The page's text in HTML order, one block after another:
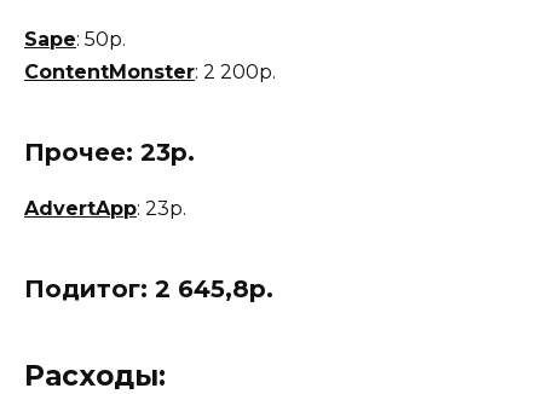
Sape: 50р.
ContentMonster: 2 200р.
Прочее: 23р.
AdvertApp: 23р.
Подитог: 2 645,8р.
Расходы: